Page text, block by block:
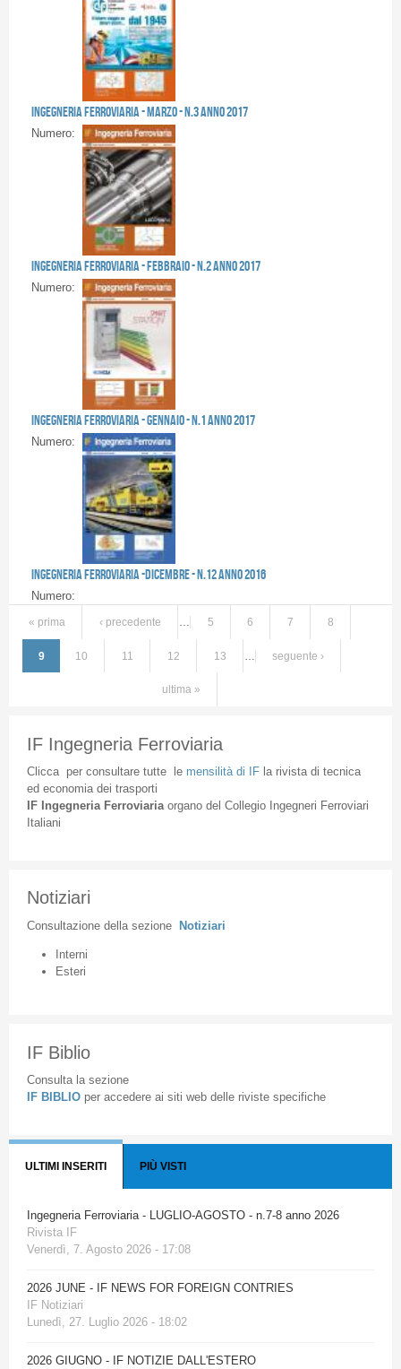
Ingegneria Ferroviaria - MARZO - n.3 anno 2017
Numero:
Ingegneria Ferroviaria - FEBBRAIO - n.2 anno 2017
Numero:
Ingegneria Ferroviaria - GENNAIO - n.1 anno 2017
Numero:
Ingegneria Ferroviaria -DICEMBRE - n.12 anno 2016
Numero:
« prima ‹ precedente 5 6 7 8
9 10 11 12 13 seguente ›
ultima »
IF Ingegneria Ferroviaria
Cliccaper consultare tuttele mensilità di IFla rivista di tecnica
ed economia dei trasporti
IF Ingegneria Ferroviaria organodel Collegio Ingegneri Ferroviari
Italiani
Notiziari
Consultazione della sezione Notiziari
Interni
Esteri
IF Biblio
Consulta la sezione
IF BIBLIO per accedere ai siti web delle riviste specifiche
ULTIMI INSERITI PIÙ VISTI
Ingegneria Ferroviaria - LUGLIO-AGOSTO - n.7-8 anno 2026
Rivista IF
Venerdì, 7. Agosto 2026 - 17:08
2026 JUNE - IF NEWS FOR FOREIGN CONTRIES
IF Notiziari
Lunedì, 27. Luglio 2026 - 18:02
2026 GIUGNO - IF NOTIZIE DALL'ESTERO